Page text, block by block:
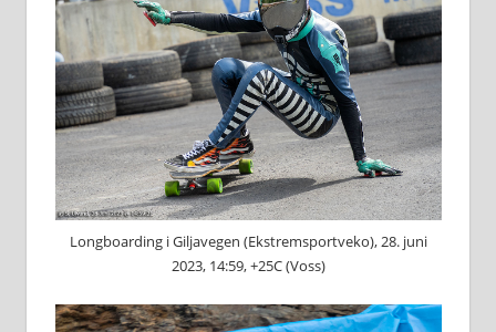
Longboarding i Giljavegen (Ekstremsportveko), 28. juni
2023, 14:59, +25C (Voss)